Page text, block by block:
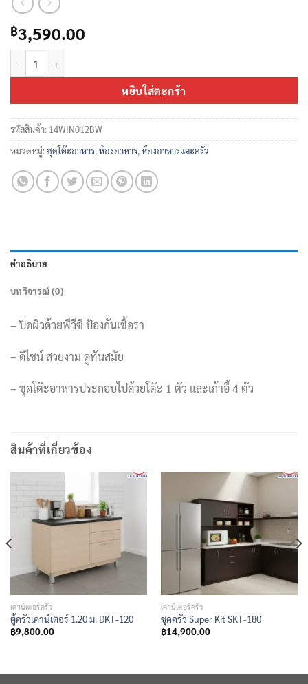
฿3,590.00
หยิบใส่ตะกร้า
รหัสสินค้า: 14WIN012BW
หมวดหมู่:ชุดโต๊ะอาหาร,ห้องอาหาร,ห้องอาหารและครัว
คำอธิบาย
บทวิจารณ์ (0)
– ปิดผิวด้วยพีวีซี ป้องกันเชื้อรา
– ดีไซน์ สวยงาม ดูทันสมัย
– ชุดโต๊ะอาหารประกอบไปด้วยโต๊ะ 1 ตัว และเก้าอี้ 4 ตัว
สินค้าที่เกี่ยวข้อง
เคาน์เตอร์ครัว
ตู้ครัวเคาน์เตอร์ 1.20 ม. DKT-120
฿9,800.00
เคาน์เตอร์ครัว
ชุดครัว Super Kit SKT-180
฿14,900.00